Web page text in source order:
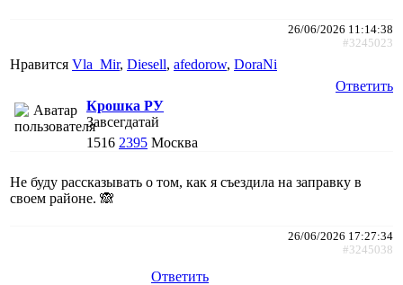
26/06/2026 11:14:38
#3245023
Нравится Vla_Mir, Diesell, afedorow, DoraNi
Ответить
Крошка РУ
Завсегдатай
1516 2395 Москва
Не буду рассказывать о том, как я съездила на заправку в
своем районе. 🙈
26/06/2026 17:27:34
#3245038
Ответить